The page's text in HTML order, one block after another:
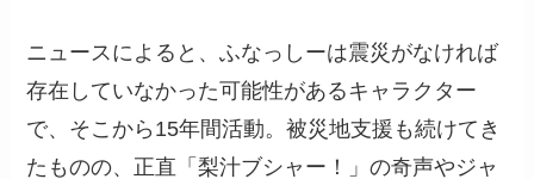
ニュースによると、ふなっしーは震災がなければ
存在していなかった可能性があるキャラクター
で、そこから15年間活動。被災地支援も続けてき
たものの、正直「梨汁ブシャー！」の奇声やジャ